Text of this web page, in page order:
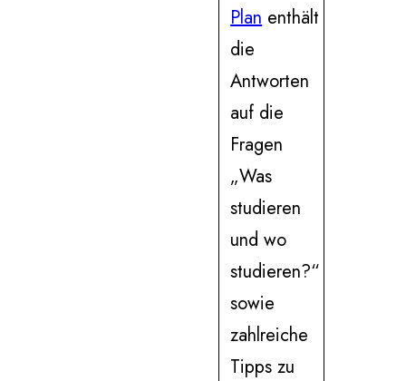
Plan enthält
die
Antworten
auf die
Fragen
„Was
studieren
und wo
studieren?“
sowie
zahlreiche
Tipps zu